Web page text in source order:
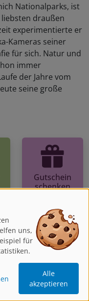
Nationalparks, ist
draußen
experimentierte er
Kameras seiner
für sich. Natur und
immer
der Jahre vom
seine große
Gutschein
schenken
uns,
für
Alle
akzeptieren